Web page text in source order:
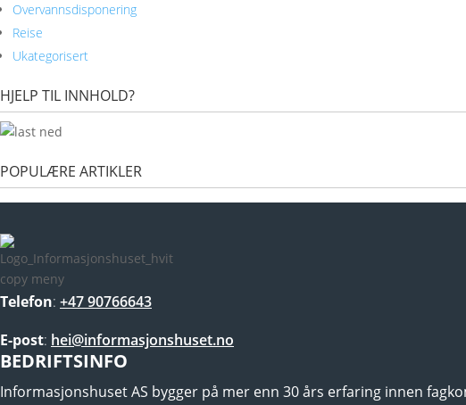
Overvannsdisponering
Reise
Ukategorisert
HJELP TIL INNHOLD?
POPULÆRE ARTIKLER
Telefon: +47 90766643
E-post: hei@informasjonshuset.no
BEDRIFTSINFO
Informasjonshuset AS bygger på mer enn 30 års erfaring innen